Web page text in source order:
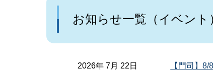
お知らせ一覧（イベント
2026年 7月 22日 【門司】